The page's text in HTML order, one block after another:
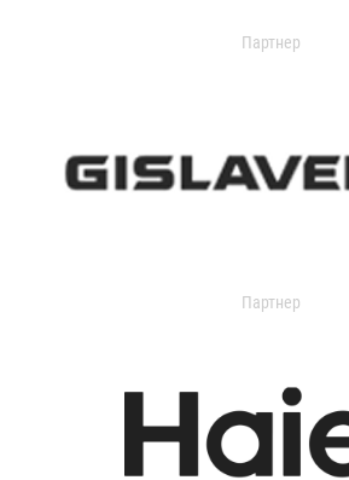
Партнер
Партнер